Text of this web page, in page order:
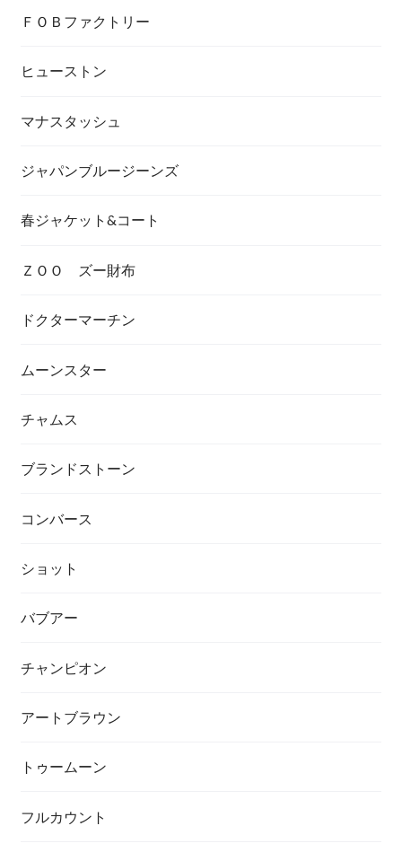
ＦＯＢファクトリー
ヒューストン
マナスタッシュ
ジャパンブルージーンズ
春ジャケット&コート
ＺＯＯ ズー財布
ドクターマーチン
ムーンスター
チャムス
ブランドストーン
コンバース
ショット
バブアー
チャンピオン
アートブラウン
トゥームーン
フルカウント